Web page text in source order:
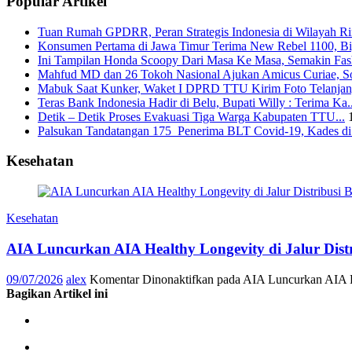
Tuan Rumah GPDRR, Peran Strategis Indonesia di Wilayah
Konsumen Pertama di Jawa Timur Terima New Rebel 1100,
Ini Tampilan Honda Scoopy Dari Masa Ke Masa, Semakin
Mahfud MD dan 26 Tokoh Nasional Ajukan Amicus Curiae,
Mabuk Saat Kunker, Waket I DPRD TTU Kirim Foto
Teras Bank Indonesia Hadir di Belu, Bupati Willy : Terima
Detik – Detik Proses Evakuasi Tiga Warga Kabupaten TTU...
Palsukan Tandatangan 175 Penerima BLT Covid-19, Kades
Kesehatan
Kesehatan
AIA Luncurkan AIA Healthy Longevity di Jalur
09/07/2026 alex Komentar Dinonaktifkan pada AIA Luncurkan AIA
Bagikan Artikel ini